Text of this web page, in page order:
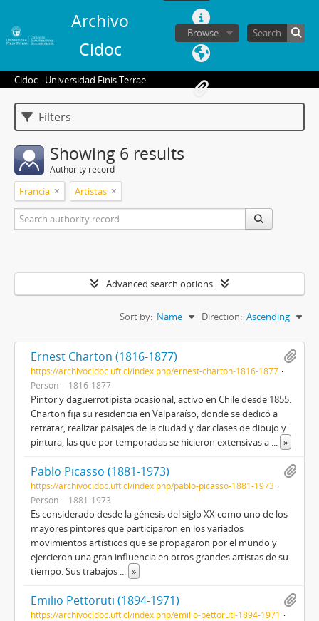
Archivo
Cidoc
Browse
Cidoc - Universidad Finis Terrae
Filters
Showing 6 results
Authority record
Francia Artistas
Advanced search options
Sort by: Name Direction: Ascending
Ernest Charton (1816-1877)
https://archivocidoc.uft.cl/index.php/ernest-charton-1816-1877
Person
1816-1877
Pintor y daguerrotipista ocasional, activo en Chile desde 1855.
Charton fija su residencia en Valparaíso, donde se dedicó a
retratar, realizar paisajes de la ciudad y dar clases de dibujo y
pintura, las que por temporadas se hicieron extensivas a ... »
Pablo Picasso (1881-1973)
https://archivocidoc.uft.cl/index.php/pablo-picasso-1881-1973
Person
1881-1973
Es considerado desde la génesis del siglo XX como uno de los
mayores pintores que participaron en los variados
movimientos artísticos que se propagaron por el mundo y
ejercieron una gran influencia en otros grandes artistas de su
tiempo. Sus trabajos ... »
Emilio Pettoruti (1894-1971)
https://archivocidoc.uft.cl/index.php/emilio-pettoruti-1894-1971